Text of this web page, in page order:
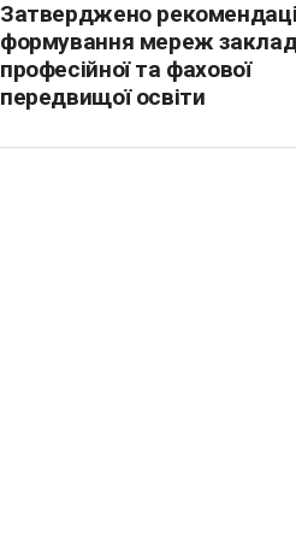
Затверджено
формування мереж
професійної та фахової
передвищої освіти